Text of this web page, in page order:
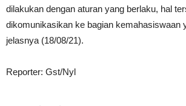
dilakukan dengan aturan yang berlaku, hal
dikomunikasikan ke bagian kemahasiswaan
jelasnya (18/08/21).
Reporter: Gst/Nyl